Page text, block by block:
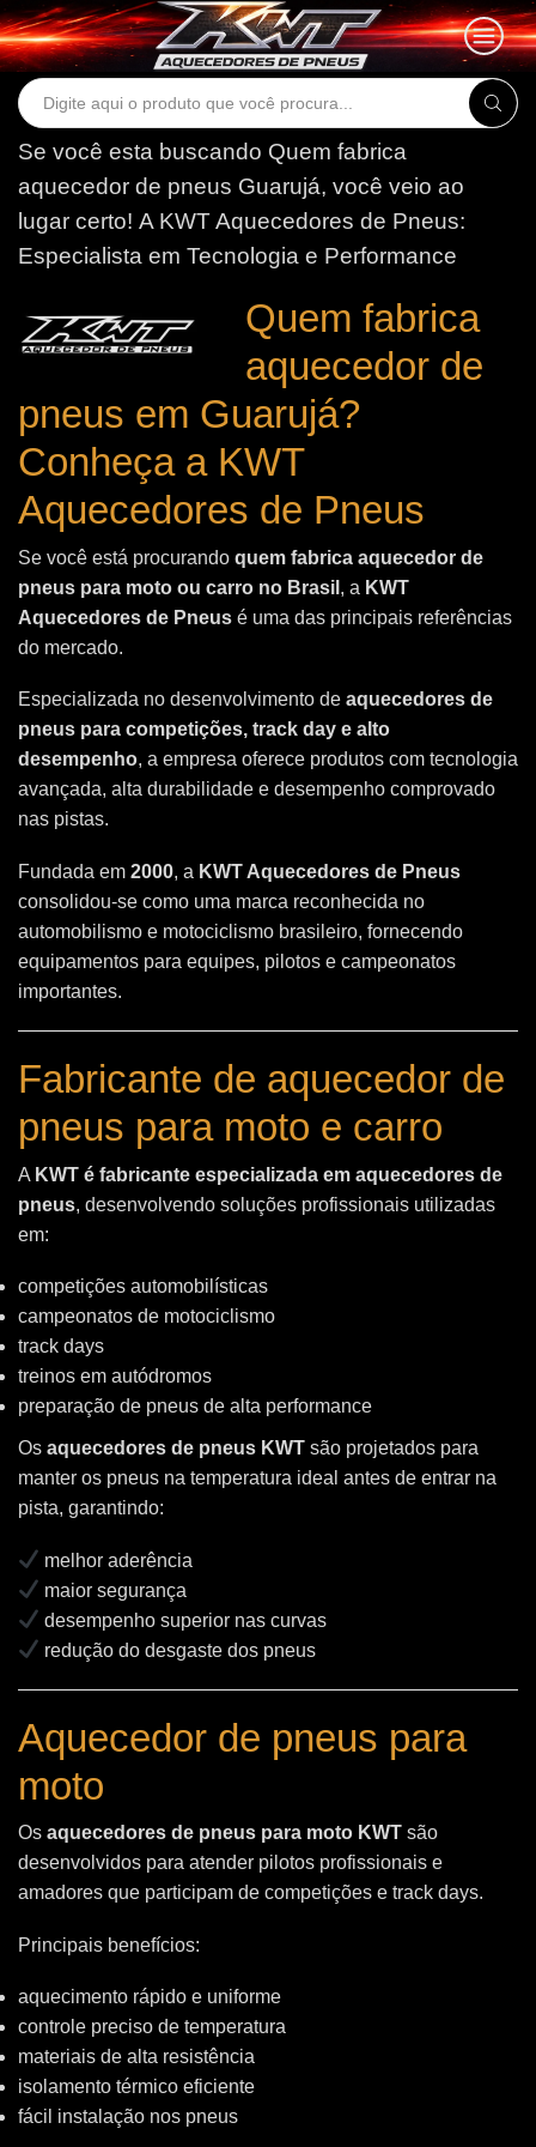
Search
Se você esta buscando Quem fabrica
aquecedor de pneus Guarujá, você veio ao
lugar certo! A KWT Aquecedores de Pneus:
Especialista em Tecnologia e Performance
Quem fabrica
aquecedor de
pneus em Guarujá?
Conheça a KWT
Aquecedores de Pneus
Se você está procurando quem fabrica aquecedor de
pneus para moto ou carro no Brasil , a KWT
Aquecedores de Pneus é uma das principais referências
do mercado.
Especializada no desenvolvimento de aquecedores de
pneus para competições, track day e alto
desempenho, a empresa oferece produtos com tecnologia
avançada, alta durabilidade e desempenho comprovado
nas pistas.
Fundada em 2000, a KWT Aquecedores de Pneus
consolidou-se como uma marca reconhecida no
automobilismo e motociclismo brasileiro, fornecendo
equipamentos para equipes, pilotos e campeonatos
importantes.
Fabricante de aquecedor de
pneus para moto e carro
A KWT é fabricante especializada em aquecedores de
pneus, desenvolvendo soluções profissionais utilizadas
em:
competições automobilísticas
campeonatos de motociclismo
track days
treinos em autódromos
preparação de pneus de alta performance
Os aquecedores de pneus KWT são projetados para
manter os pneus na temperatura ideal antes de entrar na
pista, garantindo:
melhor aderência
maior segurança
desempenho superior nas curvas
redução do desgaste dos pneus
Aquecedor de pneus para
moto
Os aquecedores de pneus para moto KWT são
desenvolvidos para atender pilotos profissionais e
amadores que participam de competições e track days.
Principais benefícios:
aquecimento rápido e uniforme
controle preciso de temperatura
materiais de alta resistência
isolamento térmico eficiente
fácil instalação nos pneus